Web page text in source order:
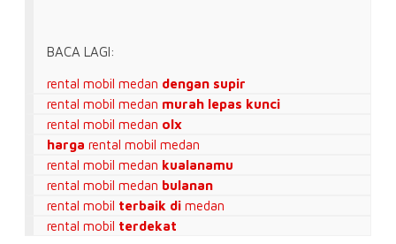
BACA LAGI:
rental mobil medan dengan supir
rental mobil medan murah lepas kunci
rental mobil medan olx
harga rental mobil medan
rental mobil medan kualanamu
rental mobil medan bulanan
rental mobil terbaik dimedan
rental mobil terdekat